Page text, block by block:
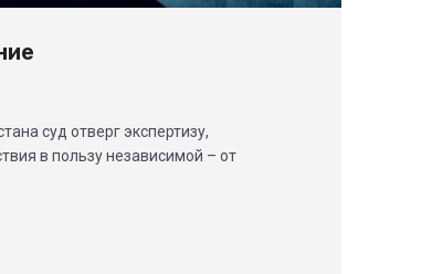
суд отверг экспертизу,
в пользу независимой – от